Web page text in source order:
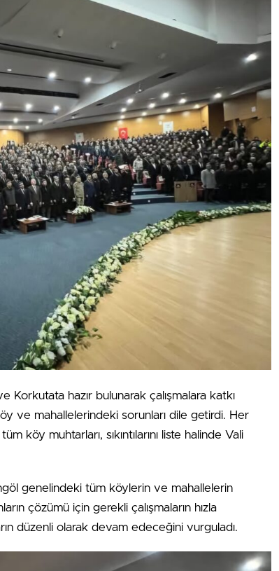
Korkutata hazır bulunarak çalışmalara katkı
ve mahallelerindeki sorunları dile getirdi. Her
köy muhtarları, sıkıntılarını liste halinde Vali
genelindeki tüm köylerin ve mahallelerin
çözümü için gerekli çalışmaların hızla
düzenli olarak devam edeceğini vurguladı.